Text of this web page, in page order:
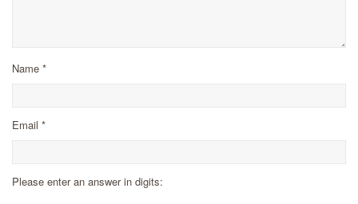
Name *
Email *
Please enter an answer in digits: